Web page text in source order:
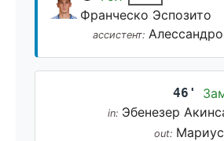
Франческо Эспозито
ассистент:
46'
in: Эбенезер
out: